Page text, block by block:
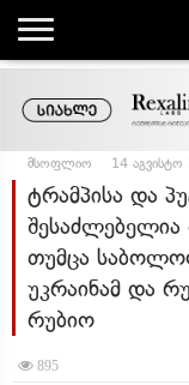
მსოფლიო 14
ტრამპისა და
შესაძლებელია
თუმცა
უკრაინამ და
რუბიო
895